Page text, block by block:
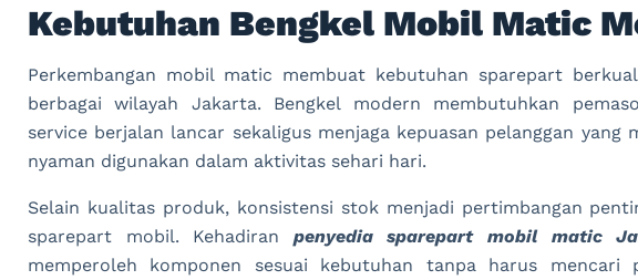
Kebutuhan Bengkel Mobil Matic
Perkembangan mobil matic membuat kebutuhan sparepart
berbagai wilayah Jakarta. Bengkel modern membutuhkan
service berjalan lancar sekaligus menjaga kepuasan pelanggan yang
nyaman digunakan dalam aktivitas sehari hari.
Selain kualitas produk, konsistensi stok menjadi pertimbangan
sparepart mobil. Kehadiran penyedia sparepart mobil matic
memperoleh komponen sesuai kebutuhan tanpa harus